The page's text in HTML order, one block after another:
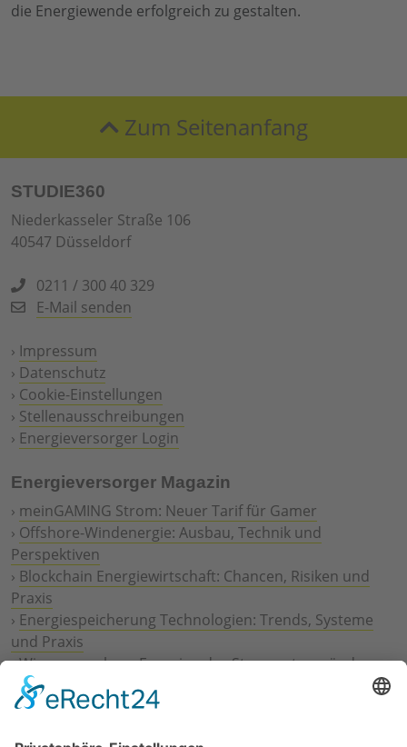
die Energiewende erfolgreich zu gestalten.
Zum Seitenanfang
STUDIE360
Niederkasseler Straße 106
40547 Düsseldorf
0211 / 300 40 329
E-Mail senden
› Impressum
› Datenschutz
› Cookie-Einstellungen
› Stellenausschreibungen
› Energieversorger Login
Energieversorger Magazin
› meinGAMING Strom: Neuer Tarif für Gamer
› Offshore-Windenergie: Ausbau, Technik und
Perspektiven
› Blockchain Energiewirtschaft: Chancen, Risiken und
Praxis
› Energiespeicherung Technologien: Trends, Systeme
und Praxis
›Wie erneuerbare Energien das Stromnetz verändern
Digitalisierung Energiewirtschaft: Effizienz, Netze und
Prozesse